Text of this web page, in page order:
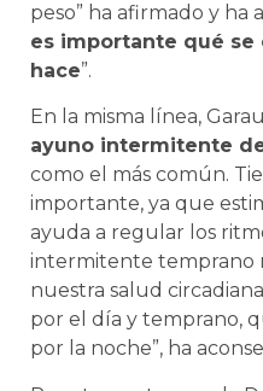
peso” ha afirmado y ha
es importante qué se
hace”.
En la misma línea,
ayuno intermitente
como el más común.
importante, ya que
ayuda a regular los
intermitente temprano
nuestra salud
por el día y temprano,
por la noche”, ha